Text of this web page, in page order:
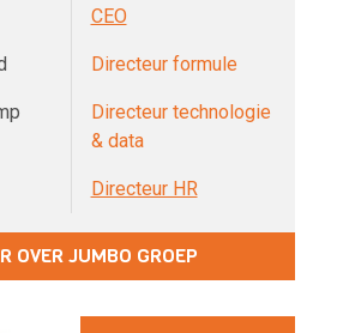
CEO
Directeur formule
Directeur technologie
& data
Directeur HR
OVER JUMBO GROEP